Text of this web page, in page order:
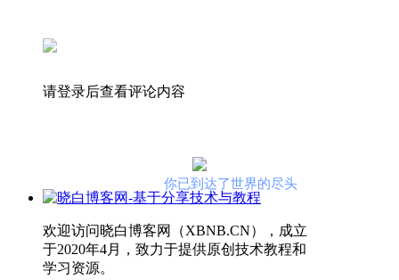
请登录后查看评论内容
你已到达了世界的尽头
欢迎访问晓白博客网（XBNB.CN），成立
于2020年4月，致力于提供原创技术教程和
学习资源。